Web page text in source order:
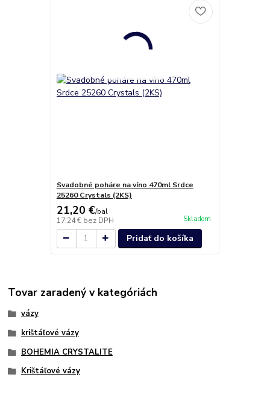
Svadobné poháre na víno 470ml Srdce
25260 Crystals (2KS)
21,20 €/bal
17,24 € bez DPH Skladom
Pridať do košíka
Tovar zaradený v kategóriách
vázy
krištáľové vázy
BOHEMIA CRYSTALITE
Krištáľové vázy